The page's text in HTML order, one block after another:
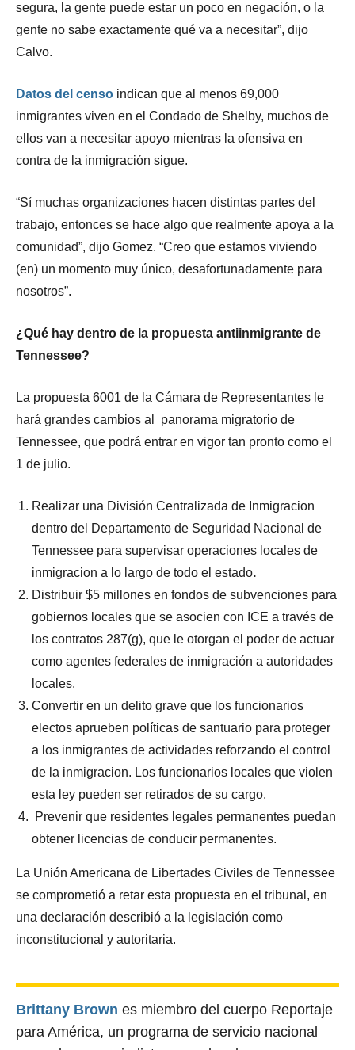
segura, la gente puede estar un poco en negación, o la
gente no sabe exactamente qué va a necesitar”, dijo
Calvo.
Datos del censo indican que al menos 69,000
inmigrantes viven en el Condado de Shelby, muchos de
ellos van a necesitar apoyo mientras la ofensiva en
contra de la inmigración sigue.
“Sí muchas organizaciones hacen distintas partes del
trabajo, entonces se hace algo que realmente apoya a la
comunidad”, dijo Gomez. “Creo que estamos viviendo
(en) un momento muy único, desafortunadamente para
nosotros”.
¿Qué hay dentro de la propuesta antiinmigrante de
Tennessee?
La propuesta 6001 de la Cámara de Representantes le
hará grandes cambios al panorama migratorio de
Tennessee, que podrá entrar en vigor tan pronto como el
1 de julio.
Realizar una División Centralizada de Inmigracion
dentro del Departamento de Seguridad Nacional de
Tennessee para supervisar operaciones locales de
inmigracion a lo largo de todo el estado.
Distribuir $5 millones en fondos de subvenciones para
gobiernos locales que se asocien con ICE a través de
los contratos 287(g), que le otorgan el poder de actuar
como agentes federales de inmigración a autoridades
locales.
Convertir en un delito grave que los funcionarios
electos aprueben políticas de santuario para proteger
a los inmigrantes de actividades reforzando el control
de la inmigracion. Los funcionarios locales que violen
esta ley pueden ser retirados de su cargo.
Prevenir que residentes legales permanentes puedan
obtener licencias de conducir permanentes.
La Unión Americana de Libertades Civiles de Tennessee
se comprometió a retar esta propuesta en el tribunal, en
una declaración describió a la legislación como
inconstitucional y autoritaria.
Brittany Brown es miembro del cuerpo Reportaje
para América, un programa de servicio nacional